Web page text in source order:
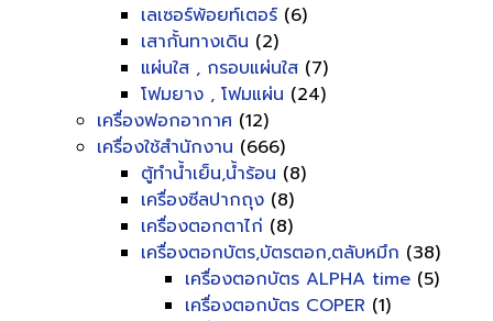
เลเซอร์พ้อยท์เตอร์ (6)
เสากั้นทางเดิน (2)
แผ่นใส , กรอบแผ่นใส (7)
โฟมยาง , โฟมแผ่น (24)
เครื่องฟอกอากาศ (12)
เครื่องใช้สำนักงาน (666)
ตู้ทำน้ำเย็น,น้ำร้อน (8)
เครื่องซีลปากถุง (8)
เครื่องตอกตาไก่ (8)
เครื่องตอกบัตร,บัตรตอก,ตลับหมึก (38)
เครื่องตอกบัตร ALPHA time (5)
เครื่องตอกบัตร COPER (1)